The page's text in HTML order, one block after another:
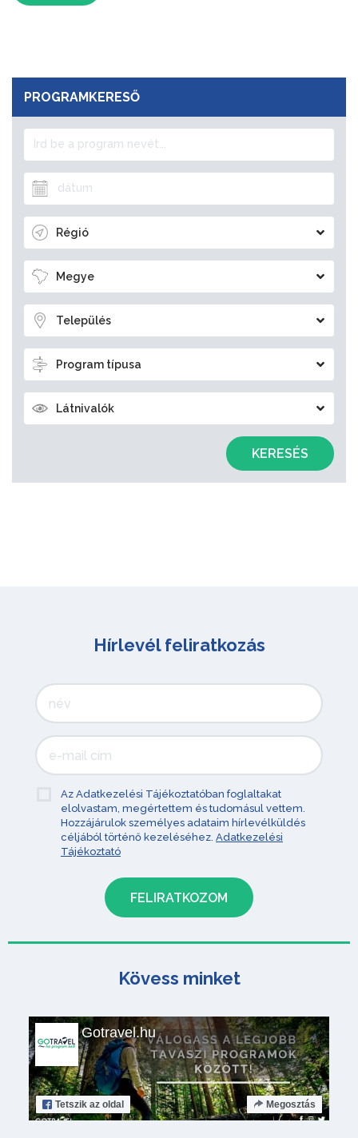
PROGRAMKERESŐ
Régió
Megye
Település
Program típusa
Látnivalók
KERESÉS
Hírlevél feliratkozás
Az Adatkezelési Tájékoztatóban foglaltakat
elolvastam, megértettem és tudomásul vettem.
Hozzájárulok személyes adataim hírlevélküldés
céljából történő kezeléséhez. Adatkezelési
Tájékoztató
Kövess minket
Gotravel.hu
Tetszik az oldal Megosztás